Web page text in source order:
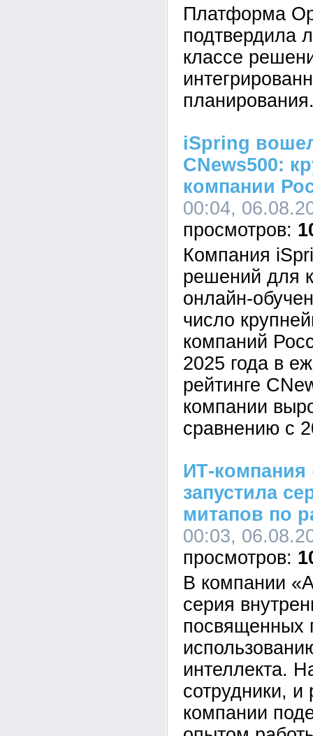
Платформа
подтвердила
классе
iSpring
CNews500:
компании
00:04,
Компания
решений для
онлайн-
число
компаний
2025 года в
рейтинге
компании
сравнению с
ИТ-компания
запустила
митапов по
00:03,
В компании
серия
посвященных
интеллекта.
сотрудники, и
компании